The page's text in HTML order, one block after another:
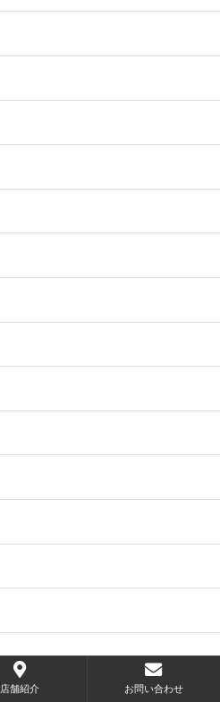
店舗紹介 お問い合わせ